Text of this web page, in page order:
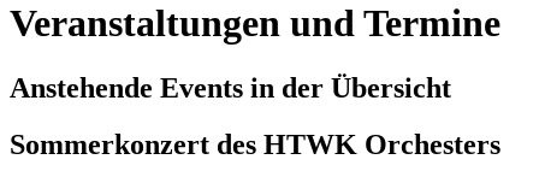
Veranstaltungen und Termine
Anstehende Events in der Übersicht
Sommerkonzert des HTWK Orchesters